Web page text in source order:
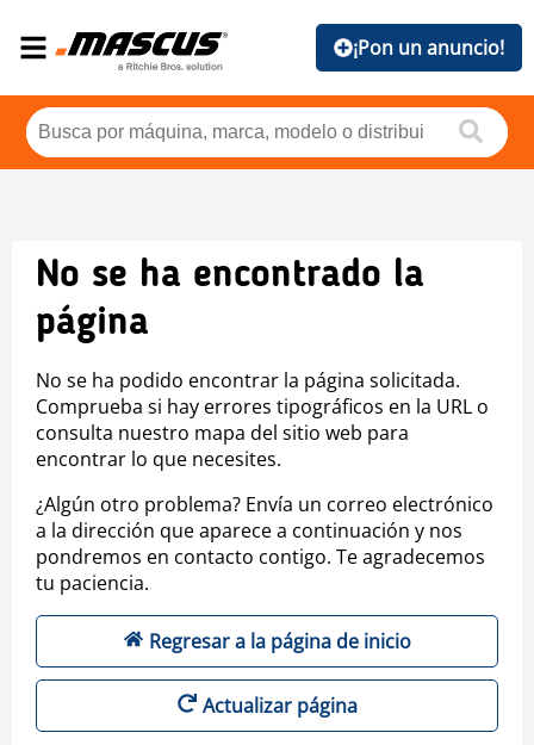
¡Pon un anuncio!
No se ha encontrado la
página
No se ha podido encontrar la página solicitada.
Comprueba si hay errores tipográficos en la URL o
consulta nuestro mapa del sitio web para
encontrar lo que necesites.
¿Algún otro problema? Envía un correo electrónico
a la dirección que aparece a continuación y nos
pondremos en contacto contigo. Te agradecemos
tu paciencia.
Regresar a la página de inicio
Actualizar página